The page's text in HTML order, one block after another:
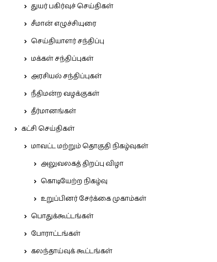
துயர் பகிர்வுச் செய்திகள்
சீமான் எழுச்சியுரை
செய்தியாளர் சந்திப்பு
மக்கள் சந்திப்புகள்
அரசியல் சந்திப்புகள்
நீதிமன்ற வழக்குகள்
தீர்மானங்கள்
கட்சி செய்திகள்
மாவட்ட மற்றும் தொகுதி நிகழ்வுகள்
அலுவலகத் திறப்பு விழா
கொடியேற்ற நிகழ்வு
உறுப்பினர் சேர்க்கை முகாம்கள்
பொதுக்கூட்டங்கள்
போராட்டங்கள்
கலந்தாய்வுக் கூட்டங்கள்